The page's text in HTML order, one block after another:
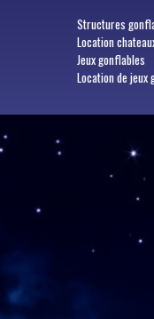
Structures
Location
Jeux gonflables
Location de jeux